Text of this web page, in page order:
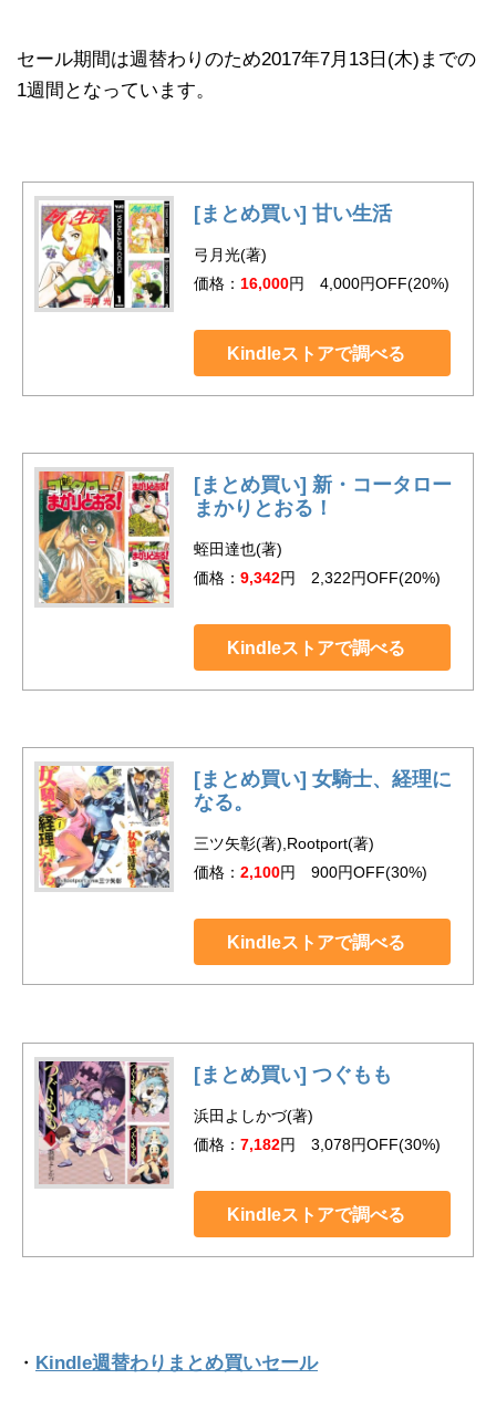
セール期間は週替わりのため2017年7月13日(木)までの
1週間となっています。
[まとめ買い] 甘い生活
弓月光(著)
価格： 16,000円 4,000円OFF(20%)
Kindleストアで調べる
[まとめ買い] 新・コータロー
まかりとおる！
蛭田達也(著)
価格： 9,342円 2,322円OFF(20%)
Kindleストアで調べる
[まとめ買い] 女騎士、経理に
なる。
三ツ矢彰(著),Rootport(著)
価格： 2,100円 900円OFF(30%)
Kindleストアで調べる
[まとめ買い] つぐもも
浜田よしかづ(著)
価格： 7,182円 3,078円OFF(30%)
Kindleストアで調べる
・ Kindle週替わりまとめ買いセール